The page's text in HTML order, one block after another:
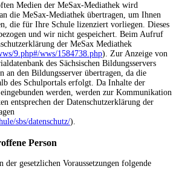
Medien der MeSax-Mediathek wird
die MeSax-Mediathek übertragen, um Ihnen
die für Ihre Schule lizenziert vorliegen. Dieses
und wir nicht gespeichert. Beim Aufruf
der MeSax Mediathek
9.php#/wws/1584738.php). Zur Anzeige von
des Sächsischen Bildungsservers
an den Bildungsserver übertragen, da die
des Schulportals erfolgt. Da Inhalte der
werden, werden zur Kommunikation
entsprechen der Datenschutzerklärung der
sbs/datenschutz/).
Person
der gesetzlichen Voraussetzungen folgende